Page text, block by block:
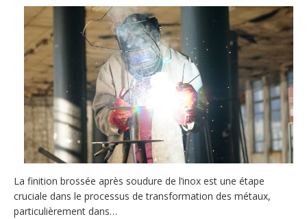
La finition brossée après soudure de l’inox est une étape
cruciale dans le processus de transformation des métaux,
particulièrement dans…